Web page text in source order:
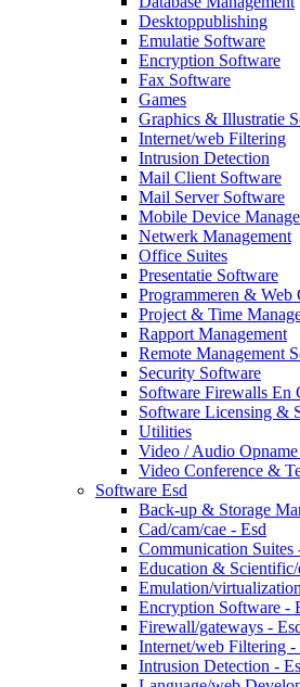
Desktoppublishing
Emulatie Software
Encryption Software
Fax Software
Games
Graphics & Illustratie
Internet/web Filtering
Intrusion Detection
Mail Client Software
Mail Server Software
Mobile Device
Netwerk Management
Office Suites
Presentatie Software
Programmeren &
Project & Time
Rapport Management
Remote Management
Security Software
Software Firewalls En
Software Licensing &
Utilities
Video / Audio
Video Conference &
Software Esd
Back-up & Storage
Cad/cam/cae - Esd
Communication Suites
Education & Scientific/
Emulation/
Encryption Software -
Firewall/gateways -
Internet/web Filtering -
Intrusion Detection -